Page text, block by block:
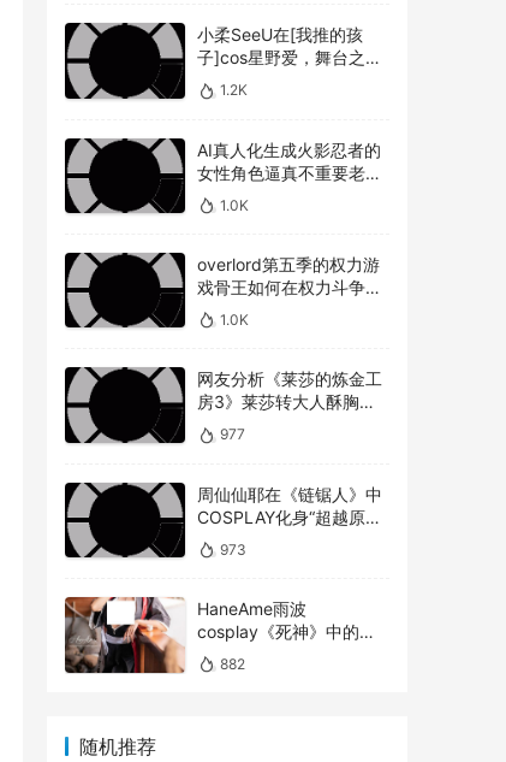
小柔SeeU在[我推的孩
子]cos星野爱，舞台之星
闪耀迷人
1.2K
AI真人化生成火影忍者的
女性角色逼真不重要老婆
美不美才是重点！
1.0K
overlord第五季的权力游
戏骨王如何在权力斗争中
崭露头角，overlord第五
季权力博弈骨王如何在复
1.0K
网友分析《莱莎的炼金工
房3》莱莎转大人酥胸蜜
大腿对比以前超有感！
977
周仙仙耶在《链锯人》中
COSPLAY化身“超越原版”
的玛奇玛
973
HaneAme雨波
cosplay《死神》中的松
本乱菊
882
随机推荐